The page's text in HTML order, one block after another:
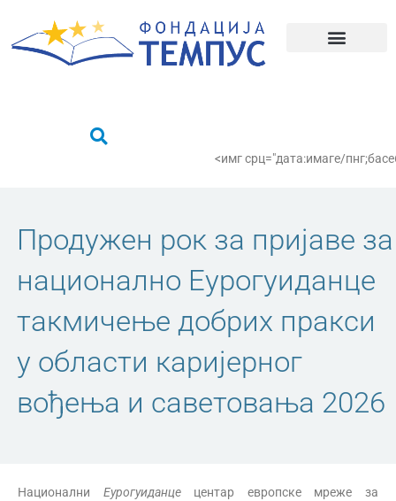
садржај
<имг срц="дата:имаге/
Продужен рок за пријаве за
национално Еурогуиданце
такмичење добрих пракси
у области каријерног
вођења и саветовања 2026
Национални Еурогуиданцецентар европске мреже за